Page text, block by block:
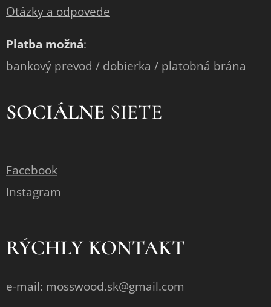
Otázky a odpovede
Platba možná:
bankový prevod / dobierka / platobná brána
SOCIÁLNE SIETE
Facebook
Instagram
RÝCHLY KONTAKT
e-mail: mosswood.sk@gmail.com